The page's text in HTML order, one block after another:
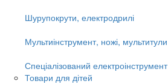
Шурупокрути, електродрилі
Мультиінструмент, ножі, мультитули
Спеціалізований електроінструмент
Товари для дітей